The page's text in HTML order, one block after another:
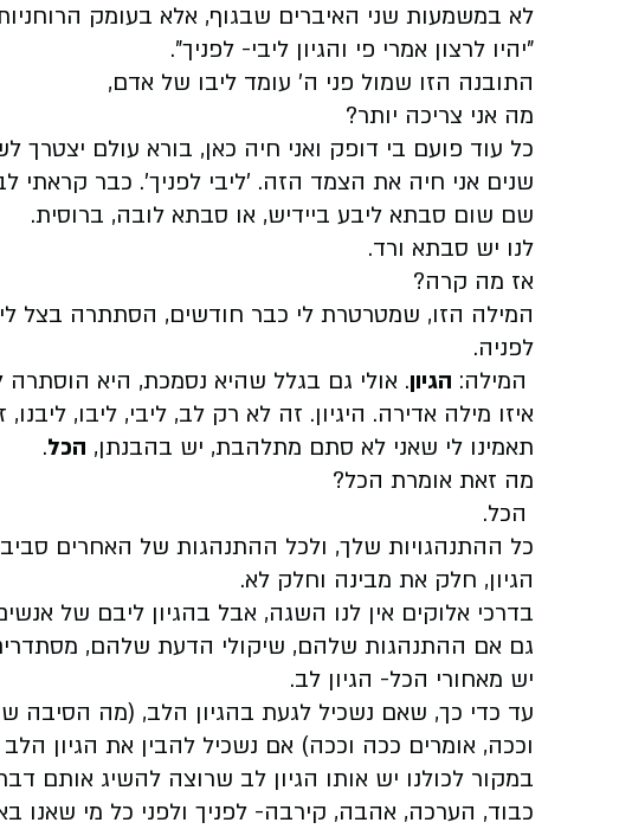
לא במשמעות שני האיברים שבגוף, אלא בעומק
"יהיו לרצון אמרי פי והגיון ליבי- לפניך".
התובנה הזו שמול פני ה' עומד ליבו של אדם,
מה אני צריכה יותר?
כל עוד פועם בי דופק ואני חיה כאן, בורא עולם
שנים אני חיה את הצמד הזה. 'ליבי לפניך'. כבר קראתי
שם שום סבתא ליבע ביידיש, או סבתא לובה, ברוסית.
לנו יש סבתא ורד.
אז מה קרה?
המילה הזו, שמטרטרת לי כבר חודשים, הסתתרה בצל
לפניה.
המילה: הגיון. אולי גם בגלל שהיא נסמכת, היא הוסתרה
איזו מילה אדירה. היגיון. זה לא רק לב, ליבי, ליבו,
תאמינו לי שאני לא סתם מתלהבת, יש בהבנתן, הכל.
מה זאת אומרת הכל?
הכל.
כל ההתנהגויות שלך, ולכל ההתנהגות של האחרים
הגיון, חלק את מבינה וחלק לא.
בדרכי אלוקים אין לנו השגה, אבל בהגיון ליבם של
גם אם ההתנהגות שלהם, שיקולי הדעת שלהם,
יש מאחורי הכל- הגיון לב.
עד כדי כך, שאם נשכיל לגעת בהגיון הלב, (מה הסיבה
וככה, אומרים ככה וככה) אם נשכיל להבין את הגיון
במקור לכולנו יש אותו הגיון לב שרוצה להשיג אותם
כבוד, הערכה, אהבה, קירבה- לפניך ולפני כל מי שאנו